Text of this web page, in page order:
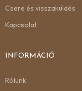
Csere és visszaküldés
Kapcsolat
INFORMÁCIÓ
Rólunk